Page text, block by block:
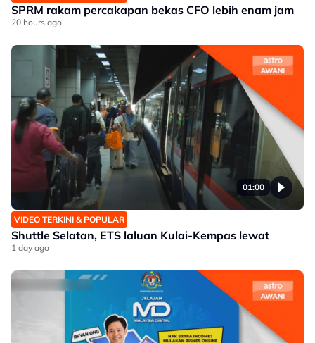
SPRM rakam percakapan bekas CFO lebih enam jam
20 hours ago
01:00
VIDEO TERKINI & POPULAR
Shuttle Selatan, ETS laluan Kulai-Kempas lewat
1 day ago